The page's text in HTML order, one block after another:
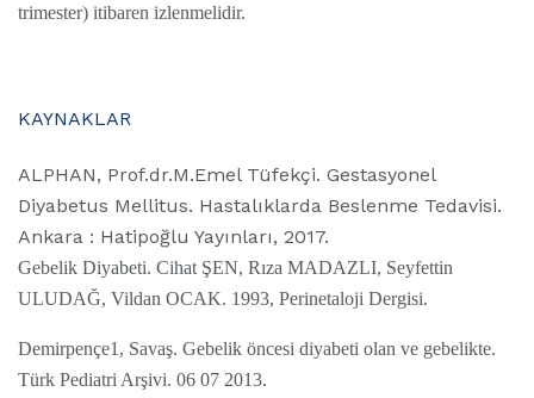
trimester) itibaren izlenmelidir.
KAYNAKLAR
ALPHAN, Prof.dr.M.Emel Tüfekçi. Gestasyonel
Diyabetus Mellitus. Hastalıklarda Beslenme Tedavisi.
Ankara : Hatipoğlu Yayınları, 2017.
Gebelik Diyabeti. Cihat ŞEN, Rıza MADAZLI, Seyfettin
ULUDAĞ, Vildan OCAK. 1993, Perinetaloji Dergisi.
Demirpençe1, Savaş. Gebelik öncesi diyabeti olan ve gebelikte.
Türk Pediatri Arşivi. 06 07 2013.